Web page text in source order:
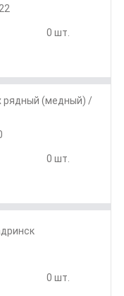
0 шт.
рядный (медный) /
0 шт.
0 шт.